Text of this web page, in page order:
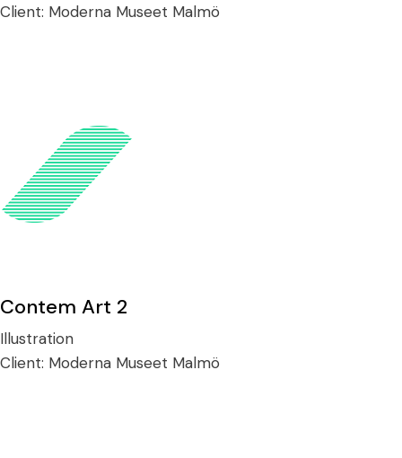
Client: Moderna Museet Malmö
Contem Art 2
Illustration
Client: Moderna Museet Malmö